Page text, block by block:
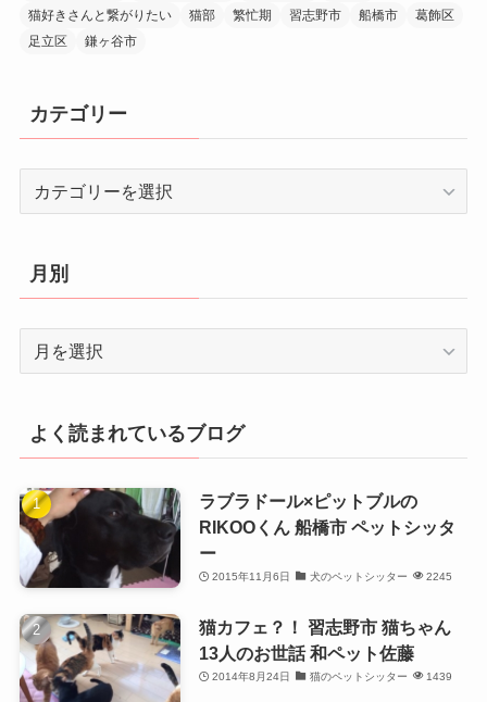
猫好きさんと繋がりたい
猫部 繁忙期 習志野市 船橋市
葛飾区
足立区
鎌ヶ谷市
カテゴリー
リ
ー
月別
よく読まれているブログ
ラブラドール×ピットブルの
RIKOOくん 船橋市 ペットシッタ
ー
2015年11月6日 犬のペットシッター 2245
猫カフェ？！ 習志野市 猫ちゃん
13人のお世話 和ペット佐藤
2014年8月24日 猫のペットシッター 1439